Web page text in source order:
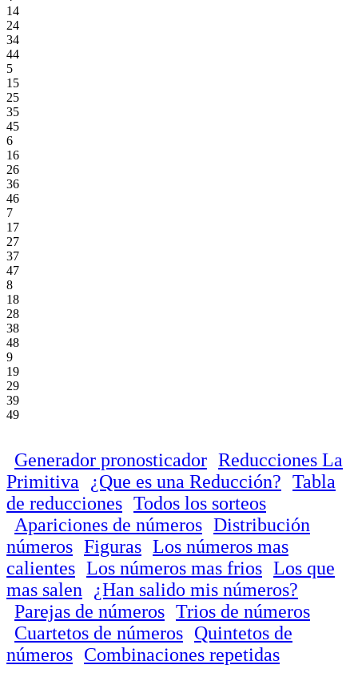
14
24
34
44
5
15
25
35
45
6
16
26
36
46
7
17
27
37
47
8
18
28
38
48
9
19
29
39
49
Generador pronosticador Reducciones La
Primitiva
¿Que es una Reducción? Tabla
de reducciones Todos los sorteos
Apariciones de números Distribución
números Figuras Los números mas
calientes Los números mas frios Los que
mas salen
¿Han salido mis números?
Parejas de números Trios de números
Cuartetos de números Quintetos de
números Combinaciones repetidas